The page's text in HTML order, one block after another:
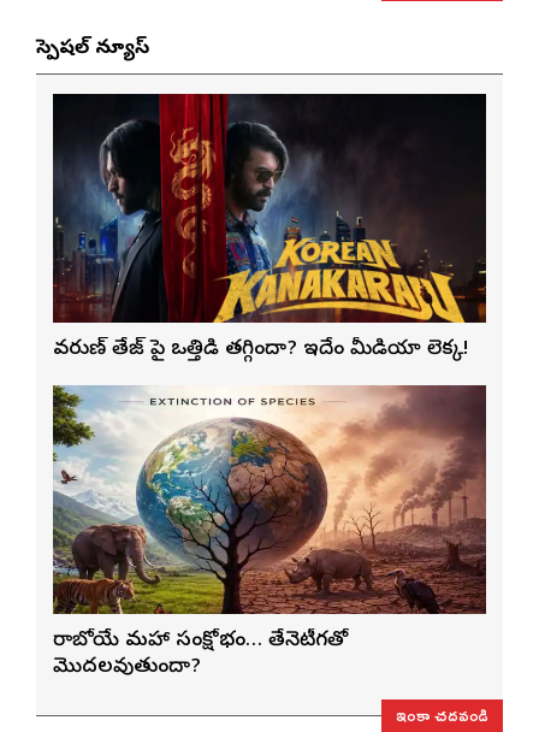
స్పెషల్ న్యూస్
వరుణ్ తేజ్‌ పై ఒత్తిడి తగ్గిందా? ఇదేం మీడియా లెక్క!
రాబోయే మహా సంక్షోభం… తేనెటీగతో
మొదలవుతుందా?
ఇంకా చదవండి